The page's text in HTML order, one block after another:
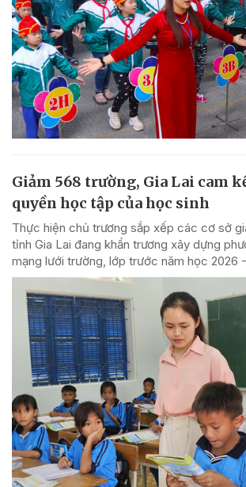
Giảm 568 trường, Gia Lai cam
quyền học tập của học sinh
Thực hiện chủ trương sắp xếp các cơ sở
tỉnh Gia Lai đang khẩn trương xây dựng
mạng lưới trường, lớp trước năm học 2026